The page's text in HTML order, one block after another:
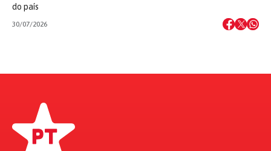
do país
30/07/2026